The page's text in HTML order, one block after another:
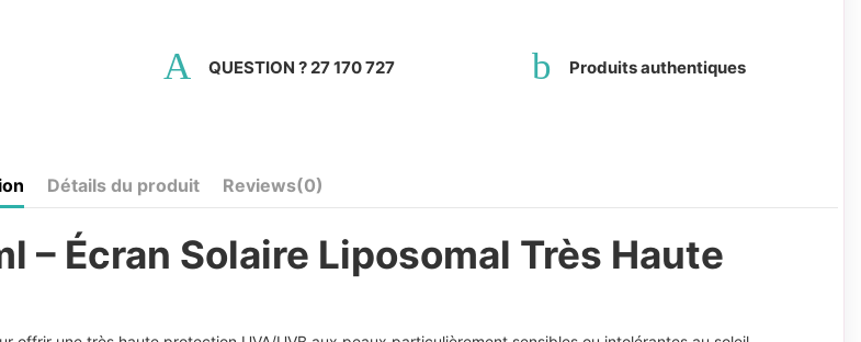
QUESTION ? 27 170 727 Produits authentiques
Détails du produit Reviews(0)
– Écran Solaire Liposomal Très Haute